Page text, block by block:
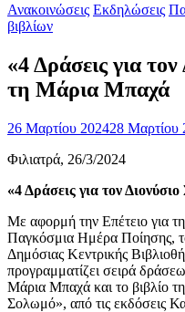
Ανακοινώσεις Εκδηλώσεις
βιβλίων
«4 Δράσεις για
τη Μάρια Μπαχά
26 Μαρτίου 202428 Μαρτίου
Φιλιατρά, 26/3/2024
«4 Δράσεις για τον
Με αφορμή την Επέτειο για
Παγκόσμια Ημέρα Ποίησης,
Δημόσιας Κεντρικής
προγραμματίζει σειρά
Μάρια Μπαχά και το βιβλίο
Σολωμό», από τις εκδόσεις